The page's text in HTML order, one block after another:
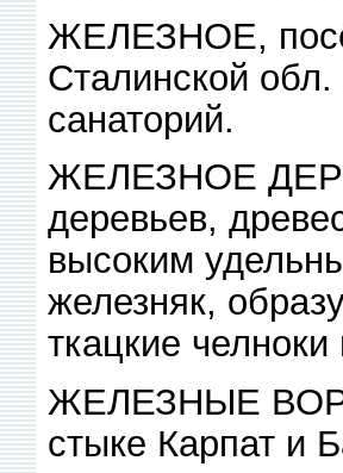
ЖЕЛЕЗНОЕ,
Сталинской
санаторий.
ЖЕЛЕЗНОЕ
деревьев,
высоким
железняк,
ткацкие
ЖЕЛЕЗНЫЕ
стыке Карпат и